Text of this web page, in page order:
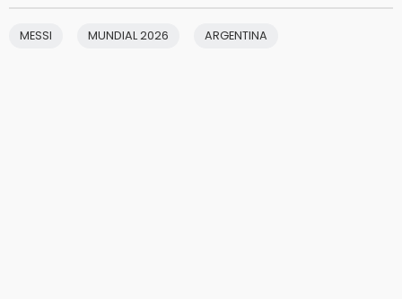
MESSI MUNDIAL 2026 ARGENTINA